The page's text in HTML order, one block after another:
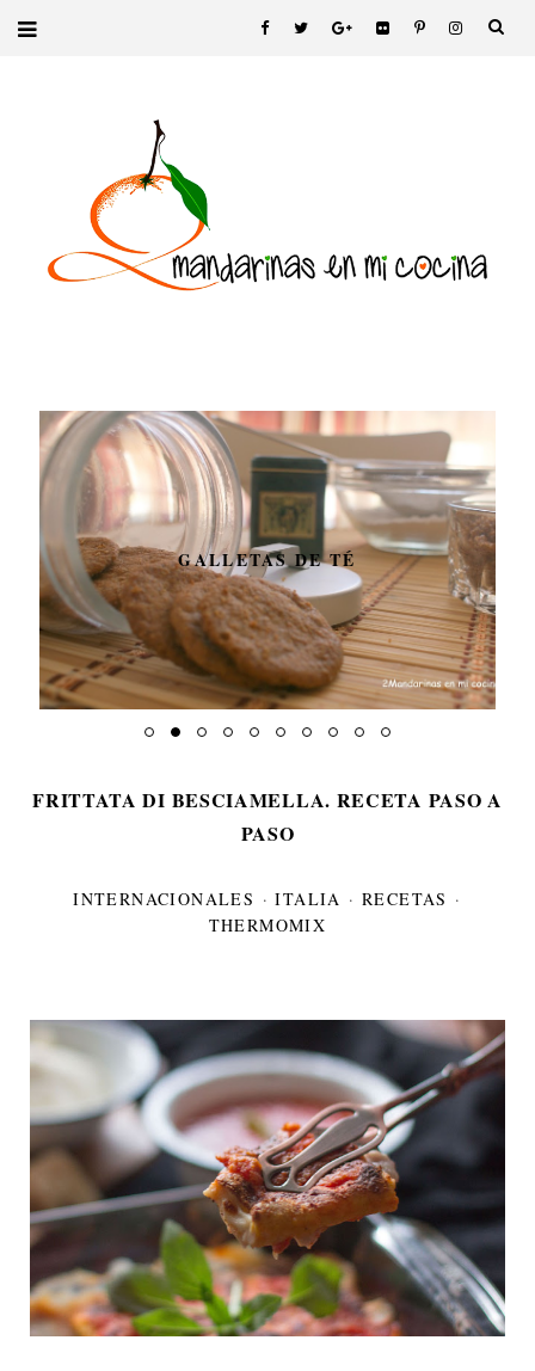
GALLETAS DE TÉ
FRITTATA DI BESCIAMELLA. RECETA PASO A
PASO
INTERNACIONALES ·ITALIA ·RECETAS ·
THERMOMIX